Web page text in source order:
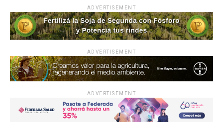
ADVERTISEMENT
ADVERTISEMENT
ADVERTISEMENT